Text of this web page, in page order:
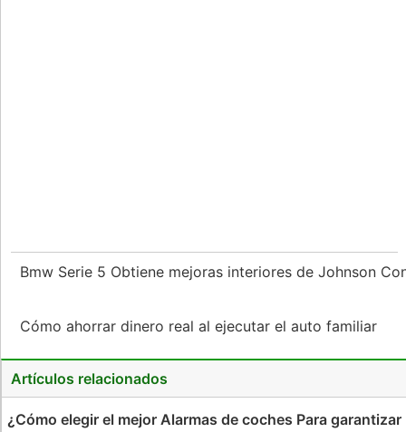
Bmw Serie 5 Obtiene mejoras interiores de Johnson
Cómo ahorrar dinero real al ejecutar el auto familiar
Artículos relacionados
¿Cómo elegir el mejor Alarmas de coches Para garantizar